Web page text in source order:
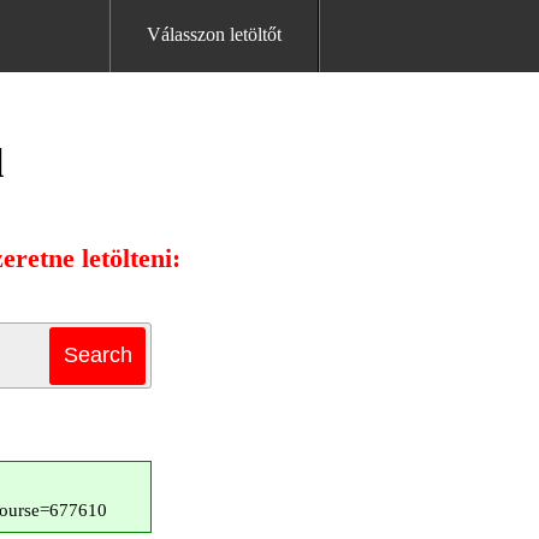
Válasszon letöltőt
letölteni: